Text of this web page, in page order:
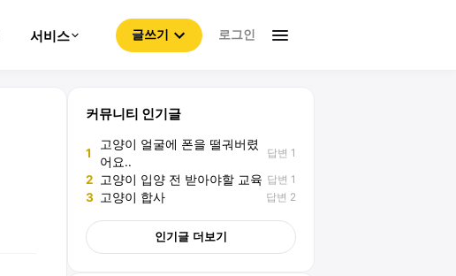
서비스 글쓰기 로그인
커뮤니티 인기글
1
고양이 얼굴에 폰을 떨궈버렸
어요..
답변 1
2 고양이 입양 전 받아야할 교육 답변 1
3 고양이 합사 답변 2
인기글 더보기